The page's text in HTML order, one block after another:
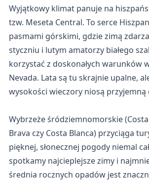
Wyjątkowy klimat panuje na
tzw. Meseta Central. To serce
pasmami górskimi, gdzie zimą
styczniu i lutym amatorzy białego
korzystać z doskonałych warunków
Nevada. Lata są tu skrajnie upalne,
wysokości wieczory niosą przyjemną
Wybrzeże śródziemnomorskie
Brava czy Costa Blanca) przyciąga
pięknej, słonecznej pogody niemal
spotkamy najcieplejsze zimy i
średnia rocznych opadów jest